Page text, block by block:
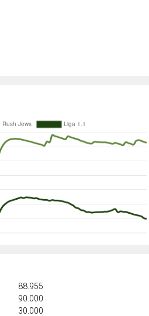
88.955
90.000
30.000